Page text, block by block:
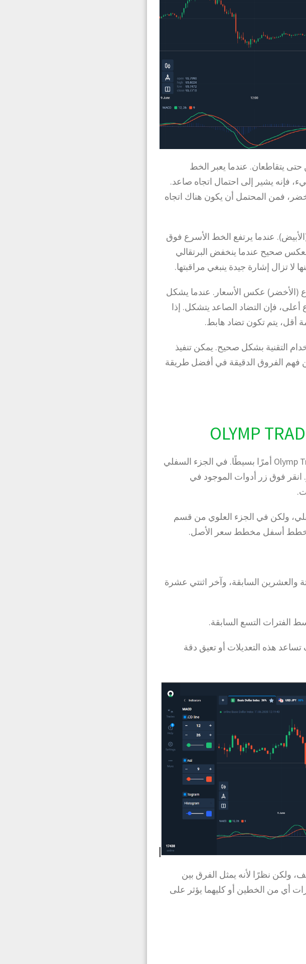
حتى يتقاطعان. عندما يعبر الخط
فإنه يشير إلى احتمال اتجاه صاعد.
فمن المحتمل أن يكون هناك اتجاه
عندما يرتفع الخط الأسرع فوق
صحيح عندما ينخفض البرتقالي
تزال إشارة جيدة ينبغي مراقبتها.
(الأخضر) عكس الأسعار. عندما يشكل
فإن التضاد الصاعد يتشكل. إذا
يتم تكون تضاد هابط.
التقنية بشكل صحيح. يمكن تنفيذ
فهم الفروق الدقيقة في أفضل طريقة
OLYMP
إن إضافة مخطط “ماكدي” أسفل مخطط الأصل على Olymp Trade أمرًا بسيطًا. في الجزء السفلي
انقر فوق زر أدوات الموجود في
ولكن في الجزء العلوي من قسم
أسفل مخطط سعر الأصل.
والعشرين السابقة، وآخر اثنتي عشرة
التسع السابقة.
هذه التعديلات أو تعيق دقة
ولكن نظرًا لأنه يمثل الفرق بين
أي من الخطين أو كليهما يؤثر على